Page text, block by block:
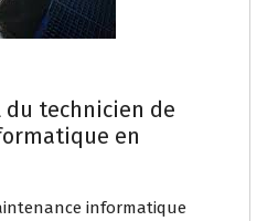
du technicien de
en
informatique